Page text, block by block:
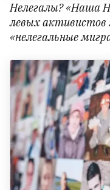
Нелегалы? «Наша
левых активистов
«нелегальные